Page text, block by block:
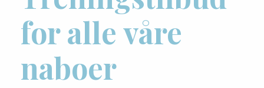
for alle våre
naboer